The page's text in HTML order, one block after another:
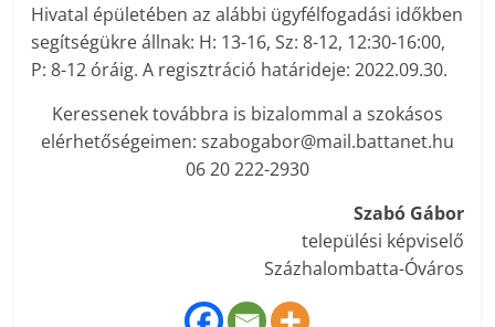
Hivatal épületében az alábbi ügyfélfogadási időkben
segítségükre állnak: H: 13-16, Sz: 8-12, 12:30-16:00,
P: 8-12 óráig. A regisztráció határideje: 2022.09.30.
Keressenek továbbra is bizalommal a szokásos
elérhetőségeimen: szabogabor@mail.battanet.hu
06 20 222-2930
Szabó Gábor
települési képviselő
Százhalombatta-Óváros